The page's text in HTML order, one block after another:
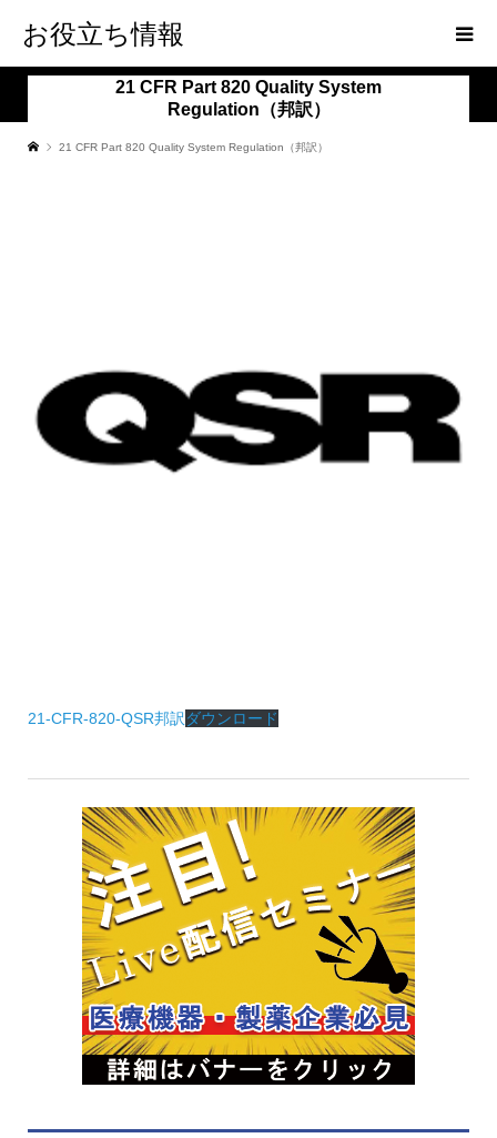
お役立ち情報
21 CFR Part 820 Quality System
Regulation（邦訳）
21 CFR Part 820 Quality System Regulation（邦訳）
21-CFR-820-QSR邦訳 ダウンロード